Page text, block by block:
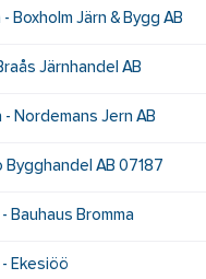
- Boxholm Järn & Bygg AB
Järnhandel AB
- Nordemans Jern AB
Bygghandel AB 07187
- Bauhaus Bromma
- Ekesiöö